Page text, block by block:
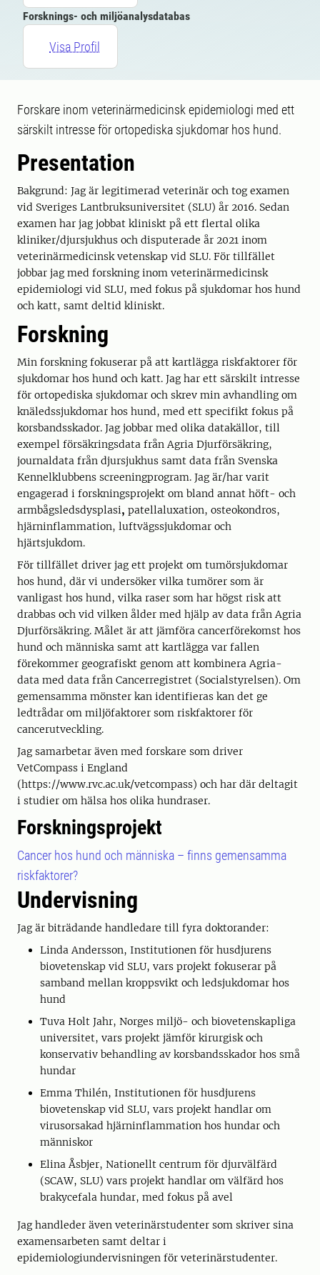
Forsknings- och miljöanalysdatabas
Visa Profil
Forskare inom veterinärmedicinsk epidemiologi med ett
särskilt intresse för ortopediska sjukdomar hos hund.
Presentation
Bakgrund: Jag är legitimerad veterinär och tog examen
vid Sveriges Lantbruksuniversitet (SLU) år 2016. Sedan
examen har jag jobbat kliniskt på ett flertal olika
kliniker/djursjukhus och disputerade år 2021 inom
veterinärmedicinsk vetenskap vid SLU. För tillfället
jobbar jag med forskning inom veterinärmedicinsk
epidemiologi vid SLU, med fokus på sjukdomar hos hund
och katt, samt deltid kliniskt.
Forskning
Min forskning fokuserar på att kartlägga riskfaktorer för
sjukdomar hos hund och katt. Jag har ett särskilt intresse
för ortopediska sjukdomar och skrev min avhandling om
knäledssjukdomar hos hund, med ett specifikt fokus på
korsbandsskador. Jag jobbar med olika datakällor, till
exempel försäkringsdata från Agria Djurförsäkring,
journaldata från djursjukhus samt data från Svenska
Kennelklubbens screeningprogram. Jag är/har varit
engagerad i forskningsprojekt om bland annat höft- och
armbågsledsdysplasi, patellaluxation, osteokondros,
hjärninflammation, luftvägssjukdomar och
hjärtsjukdom.
För tillfället driver jag ett projekt om tumörsjukdomar
hos hund, där vi undersöker vilka tumörer som är
vanligast hos hund, vilka raser som har högst risk att
drabbas och vid vilken ålder med hjälp av data från Agria
Djurförsäkring. Målet är att jämföra cancerförekomst hos
hund och människa samt att kartlägga var fallen
förekommer geografiskt genom att kombinera Agria-
data med data från Cancerregistret (Socialstyrelsen). Om
gemensamma mönster kan identifieras kan det ge
ledtrådar om miljöfaktorer som riskfaktorer för
cancerutveckling.
Jag samarbetar även med forskare som driver
VetCompass i England
(https://www.rvc.ac.uk/vetcompass) och har där deltagit
i studier om hälsa hos olika hundraser.
Forskningsprojekt
Cancer hos hund och människa – finns gemensamma
riskfaktorer?
Undervisning
Jag är biträdande handledare till fyra doktorander:
Linda Andersson, Institutionen för husdjurens
biovetenskap vid SLU, vars projekt fokuserar på
samband mellan kroppsvikt och ledsjukdomar hos
hund
Tuva Holt Jahr, Norges miljö- och biovetenskapliga
universitet, vars projekt jämför kirurgisk och
konservativ behandling av korsbandsskador hos små
hundar
Emma Thilén, Institutionen för husdjurens
biovetenskap vid SLU, vars projekt handlar om
virusorsakad hjärninflammation hos hundar och
människor
Elina Åsbjer, Nationellt centrum för djurvälfärd
(SCAW, SLU) vars projekt handlar om välfärd hos
brakycefala hundar, med fokus på avel
Jag handleder även veterinärstudenter som skriver sina
examensarbeten samt deltar i
epidemiologiundervisningen för veterinärstudenter.